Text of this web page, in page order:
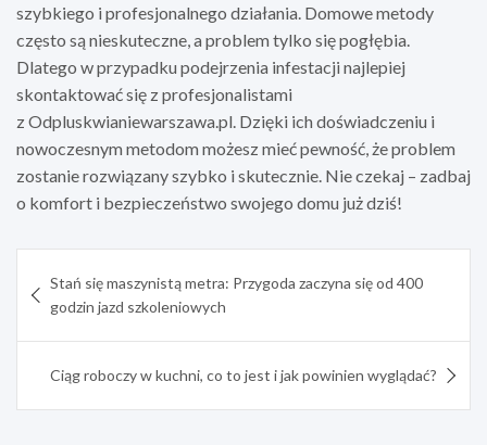
szybkiego i profesjonalnego działania. Domowe metody
często są nieskuteczne, a problem tylko się pogłębia.
Dlatego w przypadku podejrzenia infestacji najlepiej
skontaktować się z profesjonalistami
z Odpluskwianiewarszawa.pl. Dzięki ich doświadczeniu i
nowoczesnym metodom możesz mieć pewność, że problem
zostanie rozwiązany szybko i skutecznie. Nie czekaj – zadbaj
o komfort i bezpieczeństwo swojego domu już dziś!
wpisu
Stań się maszynistą metra: Przygoda zaczyna się od 400
godzin jazd szkoleniowych
Ciąg roboczy w kuchni, co to jest i jak powinien wyglądać?